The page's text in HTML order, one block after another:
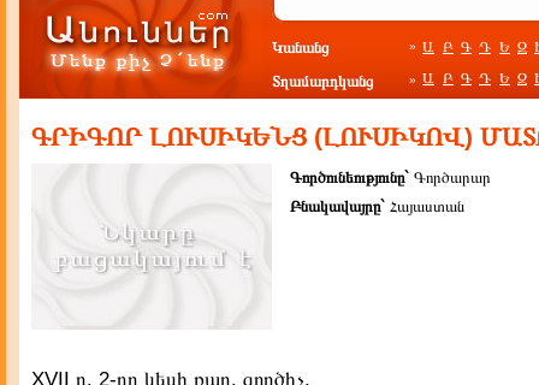
Կանանց » Ա Բ Գ Դ Ե Զ
Տղամարդկանց » Ա Բ Գ Դ Ե Զ
ԳՐԻԳՈՐ ԼՈՒՍԻԿԵՆՑ (ԼՈՒՍԻԿՈՎ)
Գործունեությունը` Գործարար
Բնակավայրը` Հայաստան
XVII դ. 2-րդ կեսի քաղ. գործիչ,